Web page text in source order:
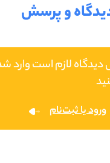
و پرسش
دیدگاه لازم است وارد
ورود یا ثبت‌نام